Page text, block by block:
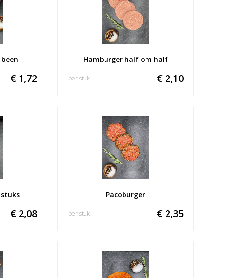
€ 1,72
Hamburger half om half
€ 2,10
per stuk
€ 2,08
Pacoburger
€ 2,35
per stuk